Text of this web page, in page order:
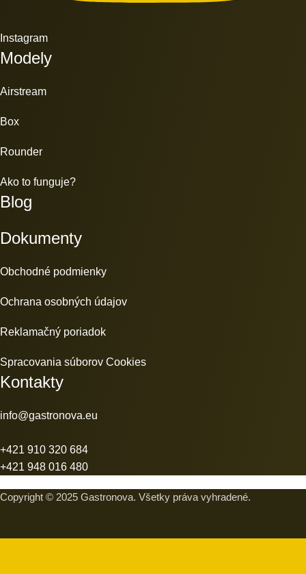
Instagram
Modely
Airstream
Box
Rounder
Ako to funguje?
Blog
Dokumenty
Obchodné podmienky
Ochrana osobných údajov
Reklamačný poriadok
Spracovania súborov Cookies
Kontakty
info@gastronova.eu
+421 910 320 684
+421 948 016 480
Copyright © 2025 Gastronova. Všetky práva vyhradené.